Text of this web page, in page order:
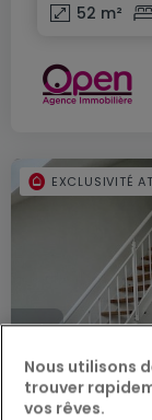
52 m²
EXCLUSIVITÉ
Nous utilisons
trouver
vos rêves.